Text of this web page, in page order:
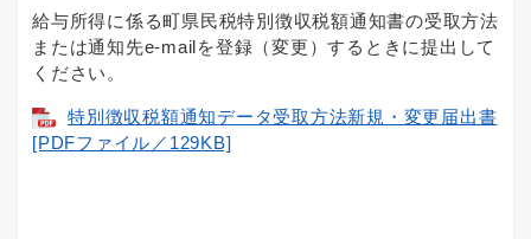
給与所得に係る町県民税特別徴収税額通知書の受取方法
または通知先e-mailを登録（変更）するときに提出して
ください。​
特別徴収税額通知データ受取方法新規・変更届出書
[PDFファイル／129KB]